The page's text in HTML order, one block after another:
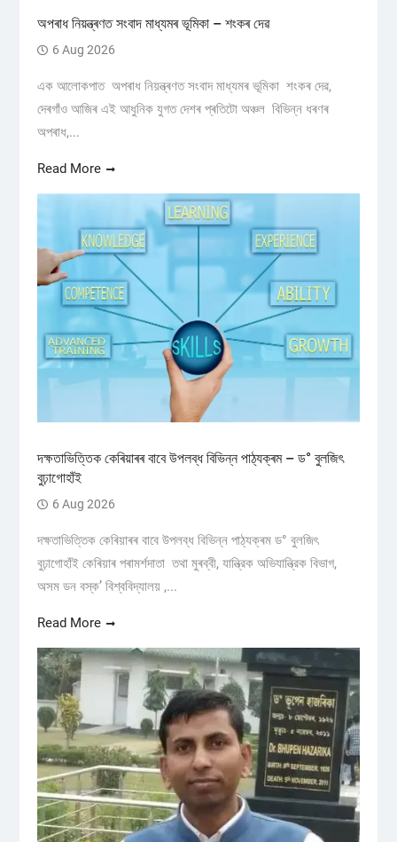
অপৰাধ নিয়ন্ত্ৰণত সংবাদ মাধ্যমৰ ভূমিকা – শংকৰ দেৱ
6 Aug 2026
এক আলোকপাত অপৰাধ নিয়ন্ত্ৰণত সংবাদ মাধ্যমৰ ভূমিকা শংকৰ দেৱ,
দেৰগাঁও আজিৰ এই আধুনিক যুগত দেশৰ প্ৰতিটো অঞ্চল বিভিন্ন ধৰণৰ
অপৰাধ,...
Read More
দক্ষতাভিত্তিক কেৰিয়াৰৰ বাবে উপলব্ধ বিভিন্ন পাঠ্যক্ৰম – ড° বুলজিৎ
বুঢ়াগোহাঁই
6 Aug 2026
দক্ষতাভিত্তিক কেৰিয়াৰৰ বাবে উপলব্ধ বিভিন্ন পাঠ্যক্ৰম ড° বুলজিৎ
বুঢ়াগোহাঁই কেৰিয়াৰ পৰামৰ্শদাতা তথা মুৰব্বী, যান্ত্রিক অভিযান্ত্রিক বিভাগ,
অসম ডন বস্ক’ বিশ্ববিদ্যালয় ,...
Read More